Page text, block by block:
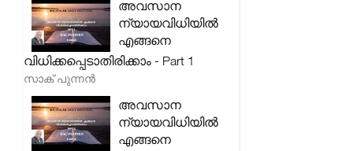
അവസാന
ന്യായവിധിയിൽ
എങ്ങനെ
വിധിക്കപ്പെടാതിരിക്കാം - Part 1
സാക് പുന്നൻ
അവസാന
ന്യായവിധിയിൽ
എങ്ങനെ